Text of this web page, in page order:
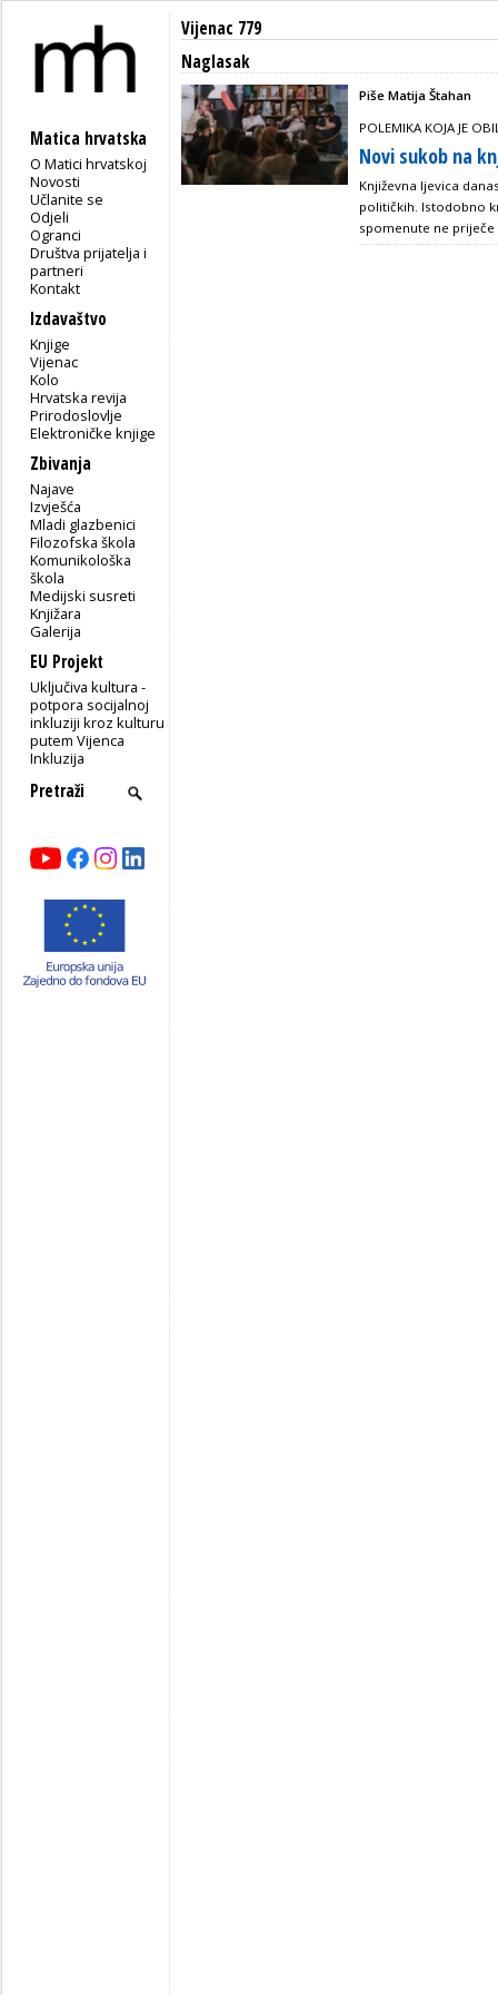
Matica hrvatska
O Matici hrvatskoj
Novosti
Učlanite se
Odjeli
Ogranci
Društva prijatelja i
partneri
Kontakt
Izdavaštvo
Knjige
Vijenac
Kolo
Hrvatska revija
Prirodoslovlje
Elektroničke knjige
Zbivanja
Najave
Izvješća
Mladi glazbenici
Filozofska škola
Komunikološka
škola
Medijski susreti
Knjižara
Galerija
EU Projekt
Uključiva kultura -
potpora socijalnoj
inkluziji kroz kulturu
putem Vijenca
Inkluzija
Vijenac 779
Naglasak
Piše Matija Štahan
POLEMIKA KOJA JE
Novi sukob na
Književna ljevica
političkih. Istodobno
spomenute ne